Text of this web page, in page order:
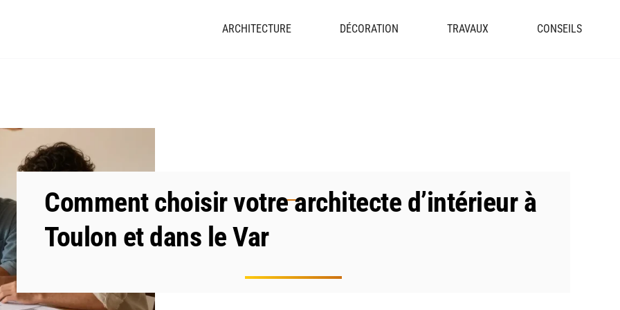
ARCHITECTURE DÉCORATION TRAVAUX CONSEILS
Comment choisir votre architecte d’intérieur à
Toulon et dans le Var